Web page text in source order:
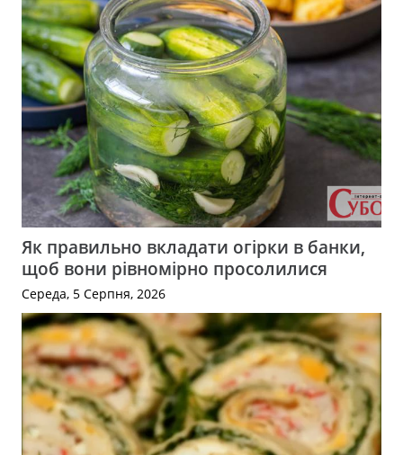
Як правильно вкладати огірки в банки,
щоб вони рівномірно просолилися
Середа, 5 Серпня, 2026